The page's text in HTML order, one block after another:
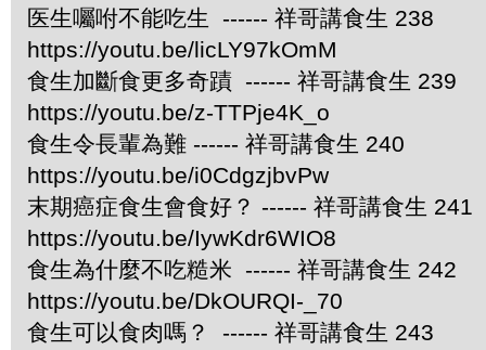
医生囑咐不能吃生 ------ 祥哥講食生 238
https://youtu.be/licLY97kOmM
食生加斷食更多奇蹟 ------ 祥哥講食生 239
https://youtu.be/z-TTPje4K_o
食生令長輩為難 ------ 祥哥講食生 240
https://youtu.be/i0CdgzjbvPw
末期癌症食生會食好？ ------ 祥哥講食生 241
https://youtu.be/IywKdr6WIO8
食生為什麼不吃糙米 ------ 祥哥講食生 242
https://youtu.be/DkOURQI-_70
食生可以食肉嗎？ ------ 祥哥講食生 243